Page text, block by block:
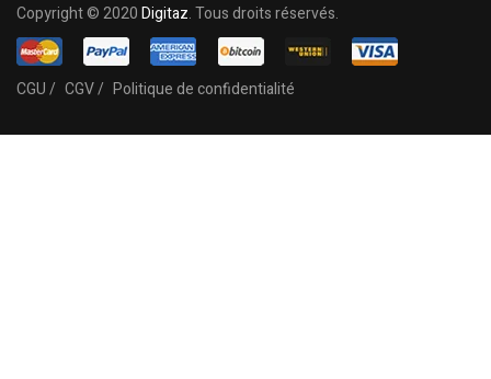
Copyright © 2020Digitaz. Tous droits réservés.
CGU / CGV / Politique de confidentialité